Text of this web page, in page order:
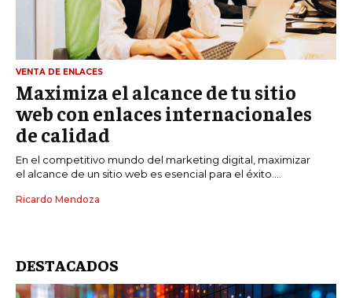
VENTA DE ENLACES
Maximiza el alcance de tu sitio
web con enlaces internacionales
de calidad
En el competitivo mundo del marketing digital, maximizar
el alcance de un sitio web es esencial para el éxito....
Ricardo Mendoza
DESTACADOS